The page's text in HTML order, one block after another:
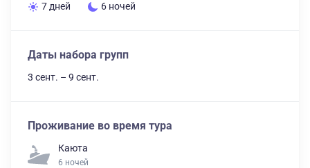
7 дней 6 ночей
Даты набора групп
3 сент. – 9 сент.
Проживание во время тура
Каюта
6 ночей